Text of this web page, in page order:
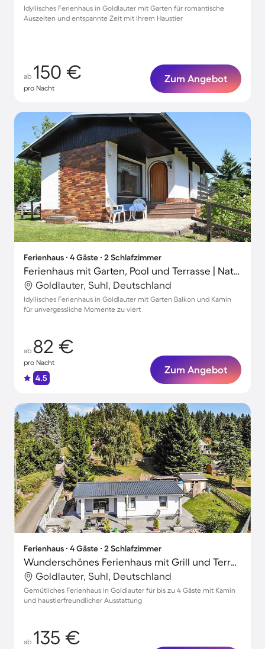
Idyllisches Ferienhaus in Goldlauter mit Garten für romantische
Auszeiten und entspannte Zeit mit Ihrem Haustier
ab 150 €
pro Nacht
Zum Angebot
Ferienhaus ∙ 4 Gäste ∙ 2 Schlafzimmer
Ferienhaus mit Garten, Pool und Terrasse | Naturblick
Goldlauter, Suhl, Deutschland
Idyllisches Ferienhaus in Goldlauter mit Garten Balkon und Kamin
für unvergessliche Momente zu viert
ab 82 €
pro Nacht
4.5
Zum Angebot
Ferienhaus ∙ 4 Gäste ∙ 2 Schlafzimmer
Wunderschönes Ferienhaus mit Grill und Terrasse | Naturblick | Hunde erlaubt
Goldlauter, Suhl, Deutschland
Gemütliches Ferienhaus in Goldlauter für bis zu 4 Gäste mit Kamin
und haustierfreundlicher Ausstattung
ab 135 €